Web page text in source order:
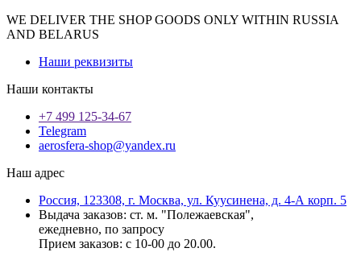
WE DELIVER THE SHOP GOODS ONLY WITHIN RUSSIA
AND BELARUS
Наши реквизиты
Наши контакты
+7 499 125-34-67
Telegram
aerosfera-shop@yandex.ru
Наш адрес
Россия, 123308, г. Москва, ул. Куусинена, д. 4-А корп. 5
Выдача заказов: ст. м. "Полежаевская",
ежедневно, по запросу
Прием заказов: с 10-00 до 20.00.